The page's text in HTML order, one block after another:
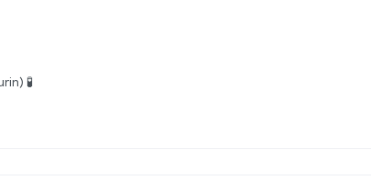
🧪